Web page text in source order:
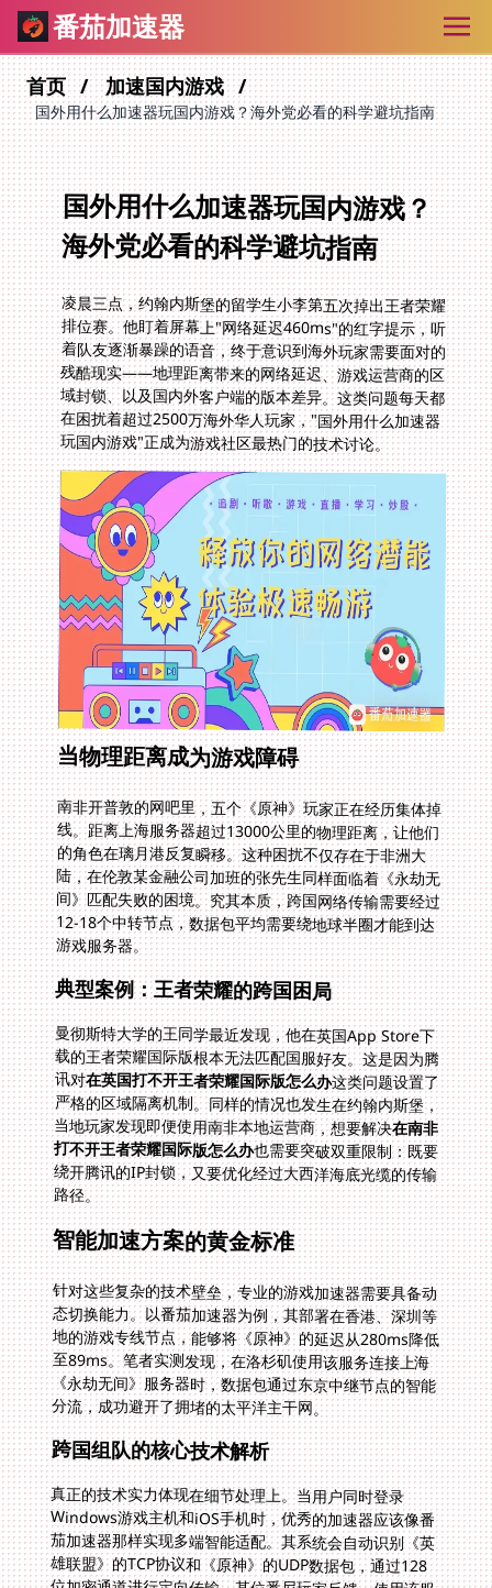
番茄加速器
首页 加速国内游戏
国外用什么加速器玩国内游戏？海外党必看的科学避坑指南
国外用什么加速器玩国内游戏？
海外党必看的科学避坑指南
凌晨三点，约翰内斯堡的留学生小李第五次掉出王者荣耀
排位赛。他盯着屏幕上"网络延迟460ms"的红字提示，听
着队友逐渐暴躁的语音，终于意识到海外玩家需要面对的
残酷现实——地理距离带来的网络延迟、游戏运营商的区
域封锁、以及国内外客户端的版本差异。这类问题每天都
在困扰着超过2500万海外华人玩家，"国外用什么加速器
玩国内游戏"正成为游戏社区最热门的技术讨论。
当物理距离成为游戏障碍
南非开普敦的网吧里，五个《原神》玩家正在经历集体掉
线。距离上海服务器超过13000公里的物理距离，让他们
的角色在璃月港反复瞬移。这种困扰不仅存在于非洲大
陆，在伦敦某金融公司加班的张先生同样面临着《永劫无
间》匹配失败的困境。究其本质，跨国网络传输需要经过
12-18个中转节点，数据包平均需要绕地球半圈才能到达
游戏服务器。
典型案例：王者荣耀的跨国困局
曼彻斯特大学的王同学最近发现，他在英国App Store下
载的王者荣耀国际版根本无法匹配国服好友。这是因为腾
讯对在英国打不开王者荣耀国际版怎么办这类问题设置了
严格的区域隔离机制。同样的情况也发生在约翰内斯堡，
当地玩家发现即便使用南非本地运营商，想要解决在南非
打不开王者荣耀国际版怎么办也需要突破双重限制：既要
绕开腾讯的IP封锁，又要优化经过大西洋海底光缆的传输
路径。
智能加速方案的黄金标准
针对这些复杂的技术壁垒，专业的游戏加速器需要具备动
态切换能力。以番茄加速器为例，其部署在香港、深圳等
地的游戏专线节点，能够将《原神》的延迟从280ms降低
至89ms。笔者实测发现，在洛杉矶使用该服务连接上海
《永劫无间》服务器时，数据包通过东京中继节点的智能
分流，成功避开了拥堵的太平洋主干网。
跨国组队的核心技术解析
真正的技术实力体现在细节处理上。当用户同时登录
Windows游戏主机和iOS手机时，优秀的加速器应该像番
茄加速器那样实现多端智能适配。其系统会自动识别《英
雄联盟》的TCP协议和《原神》的UDP数据包，通过128
位加密通道进行定向传输。某位悉尼玩家反馈，使用该服
务后《CS:GO》国服的丢包率从37%骤降至0.8%，真正